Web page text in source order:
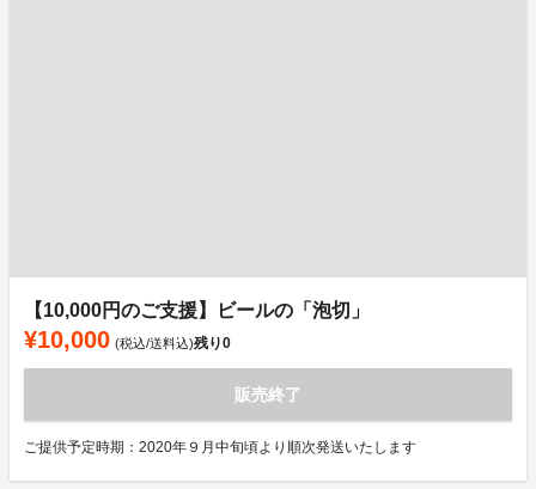
【10,000円のご支援】ビールの「泡切」
¥10,000 (税込/送料込)残り0
販売終了
ご提供予定時期：2020年９月中旬頃より順次発送いたします